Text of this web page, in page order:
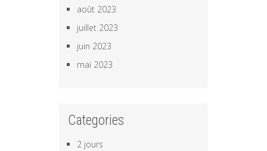
août 2023
juillet 2023
juin 2023
mai 2023
Categories
2 jours